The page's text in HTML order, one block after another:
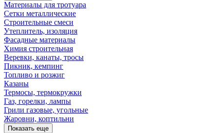
Материалы для тротуара
Сетки металлические
Строительные смеси
Утеплитель, изоляция
Фасадные материалы
Химия строительная
Веревки, канаты, тросы
Пикник, кемпинг
Топливо и розжиг
Казаны
Термосы, термокружки
Газ, горелки, лампы
Грили газовые, угольные
Жаровни, коптильни
Показать еще